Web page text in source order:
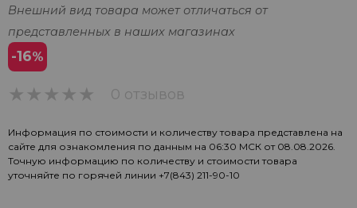
Внешний вид товара может отличаться от
представленных в наших магазинах
-16%
0 отзывов
Информация по стоимости и количеству товара представлена на
сайте для ознакомления по данным на 06:30 МСК от 08.08.2026.
Точную информацию по количеству и стоимости товара
уточняйте по горячей линии +7(843) 211-90-10